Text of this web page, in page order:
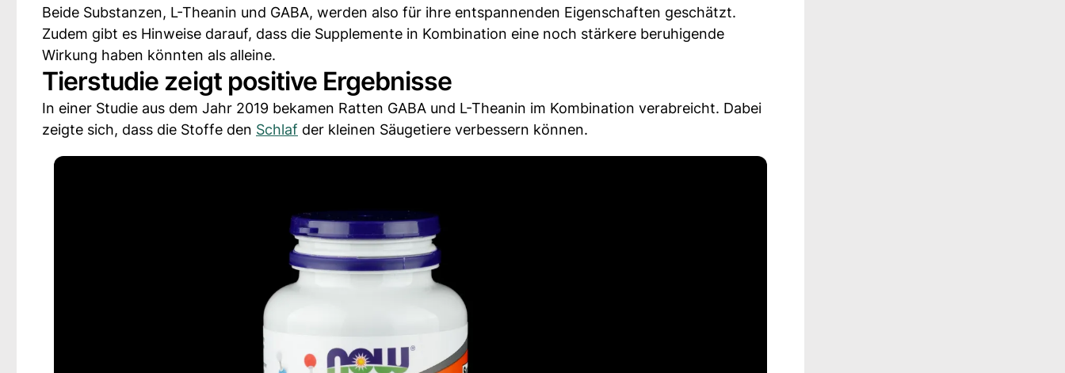
Beide Substanzen, L-Theanin und GABA, werden also für ihre entspannenden Eigenschaften geschätzt.
Zudem gibt es Hinweise darauf, dass die Supplemente in Kombination eine noch stärkere beruhigende
Wirkung haben könnten als alleine.
Tierstudie zeigt positive Ergebnisse
In einer Studie aus dem Jahr 2019 bekamen Ratten GABA und L-Theanin im Kombination verabreicht. Dabei
zeigte sich, dass die Stoffe den Schlaf der kleinen Säugetiere verbessern können.